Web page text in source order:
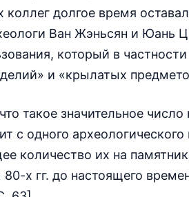
коллег долгое время
Ван Жэньсян и Юань
который в
и «крылатых
такое значительное
с одного
количество их на
80-х гг. до настоящего